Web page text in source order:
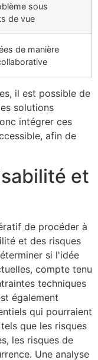
sous
de vue
de manière
il est possible de
solutions
intégrer ces
afin de
et
de procéder à
et des risques
si l'idée
compte tenu
techniques
également
qui pourraient
que les risques
les risques de
Une analyse